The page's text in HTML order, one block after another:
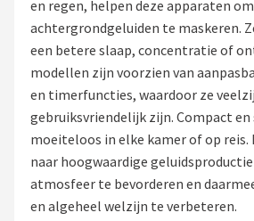
Babyprojectors
Shop
POPULAIRE MERKEN
Alecto
Zazu
en regen, helpen deze apparaten
achtergrondgeluiden te maskeren.
een betere slaap, concentratie of
modellen zijn voorzien van
en timerfuncties, waardoor ze
gebruiksvriendelijk zijn. Compact
moeiteloos in elke kamer of op reis.
naar hoogwaardige
atmosfeer te bevorderen en
en algeheel welzijn te verbeteren.